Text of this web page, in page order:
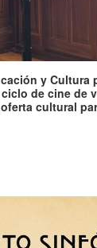
y Cultura
de cine de
cultural